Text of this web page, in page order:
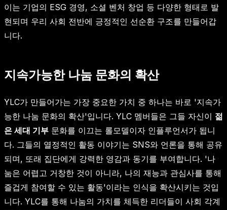
이는 기업의 ESG 경영, 소셜 벤처 창업 등 다양한 형태로 발
현되며 우리 사회 전반에 긍정적인 선순환 구조를 만들어갑
니다.
지속가능한 나눔 문화의 확산
YLC가 만들어가는 가장 중요한 가치 중 하나는 바로 '지속가
능한 나눔 문화의 확산'입니다. YLC 멤버들은 그들 자신이 젊
은 세대 기부 문화를 이끄는 롤모델이자 인플루언서가 됩니
다. 그들의 열정적인 활동 이야기는 SNS와 언론을 통해 공유
되며, 또래 집단에게 강력한 영감과 동기를 부여합니다. '나
눔은 어렵고 거창한 것이 아니라, 나의 재능과 관심사를 통해
즐겁게 참여할 수 있는 활동'이라는 인식을 확산시키는 것입
니다. YLC를 통해 나눔의 가치를 체득한 리더들이 사회 각계